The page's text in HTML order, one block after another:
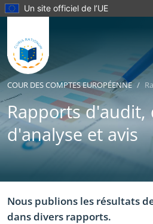
Un site officiel de l’UE
COUR DES COMPTES EUROPÉENNE
Rapports d'audit,
d'analyse et avis
Nous publions les résultats
dans divers rapports.